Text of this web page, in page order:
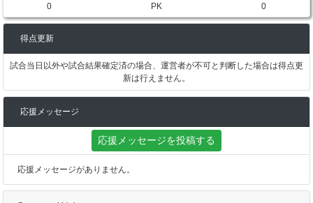
0
PK 0
得点更新
試合当日以外や試合結果確定済の場合、運営者が不可と判断した場合は得点更
新は行えません。
応援メッセージ
応援メッセージを投稿する
応援メッセージがありません。